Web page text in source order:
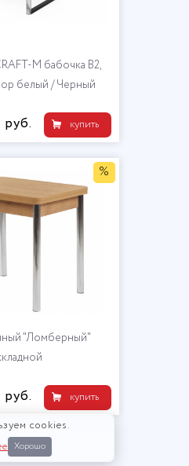
М бабочка В2,
белый / Черный
купить
руб.
%
"Ломберный"
купить
руб.
cookies.
Хорошо